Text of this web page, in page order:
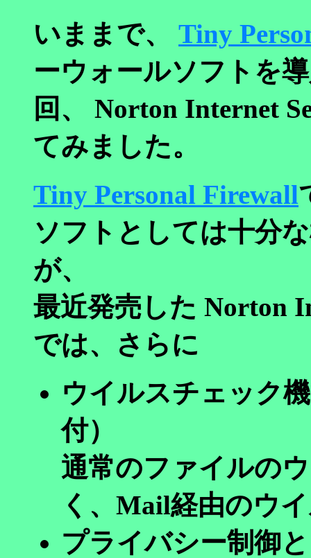
いままで、 Tiny
ーウォールソフトを
回、 Norton Internet
てみました。
Tiny Personal Firewall
ソフトとしては十分
が、
最近発売した Norton
では、さらに
ウイルスチェック
付）
通常のファイルの
く、Mail経由のウ
プライバシー制御